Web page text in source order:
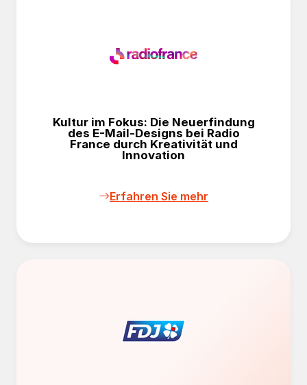
Kultur im Fokus: Die Neuerfindung
des E-Mail-Designs bei Radio
France durch Kreativität und
Innovation
Erfahren Sie mehr